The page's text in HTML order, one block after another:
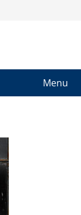
Menu